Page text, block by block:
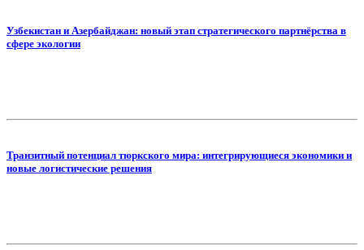
Узбекистан и Азербайджан: новый этап стратегического партнёрства в
сфере экологии
Транзитный потенциал тюркского мира: интегрирующиеся экономики и
новые логистические решения